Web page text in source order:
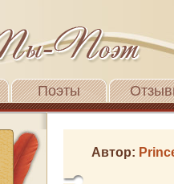
Поэты
Автор: